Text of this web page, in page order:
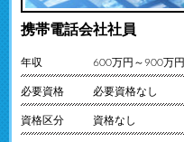
携帯電話会社社員
年収 600万円～900万円
必要資格 必要資格なし
資格区分 資格なし